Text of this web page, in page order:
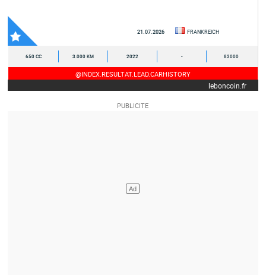
21.07.2026 FRANKREICH
650 CC 3.000 KM 2022 - 83000
@INDEX.RESULTAT.LEAD.CARHISTORY
leboncoin.fr